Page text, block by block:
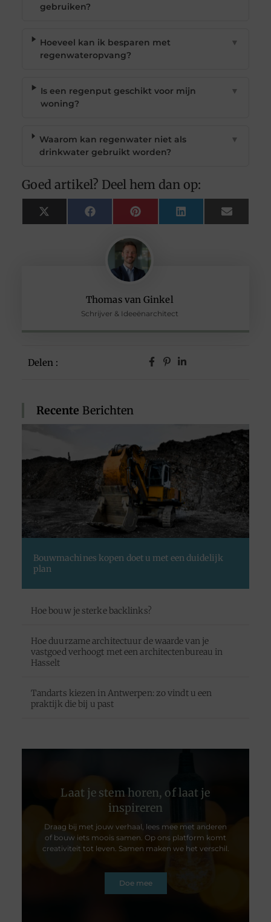
Thomas van Ginkel
Schrijver & Ideeënarchitect
Delen :
Recente Berichten
Bouwmachines kopen doet u met een duidelijk
plan
Hoe bouw je sterke backlinks?
Hoe duurzame architectuur de waarde van je
vastgoed verhoogt met een architectenbureau in
Hasselt
Tandarts kiezen in Antwerpen: zo vindt u een
praktijk die bij u past
Laat je stem horen, of laat je
inspireren
Draag bij met jouw verhaal, lees mee met anderen
of bouw iets moois samen. Op ons platform komt
creativiteit tot leven. Samen maken we het verschil.
Doe mee
gebruiken?
Hoeveel kan ik besparen met
regenwateropvang?
▼
Is een regenput geschikt voor mijn
woning?
▼
Waarom kan regenwater niet als
drinkwater gebruikt worden?
▼
Goed artikel? Deel hem dan op:
X
(Twitter)
FacebookPinterest LinkedIn Email